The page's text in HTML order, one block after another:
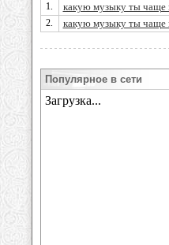
1. какую музыку ты чаще
2. какую музыку ты чаще
Популярное в сети